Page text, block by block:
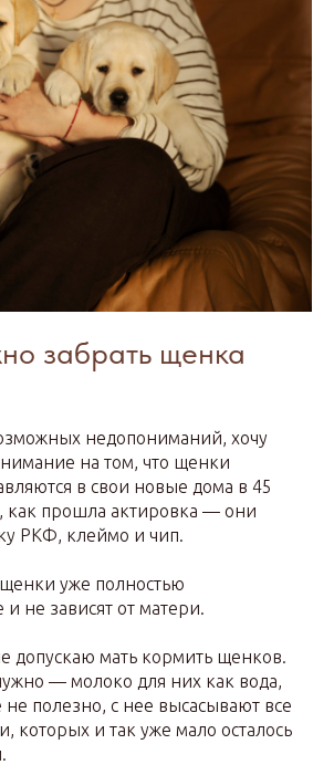
забрать щенка
недопониманий, хочу
на том, что щенки
в свои новые дома в 45
как прошла актировка — они
РКФ, клеймо и чип.
уже полностью
и не зависят от матери.
допускаю мать кормить щенков.
— молоко для них как вода,
не полезно, с нее высасывают все
которых и так уже мало осталось